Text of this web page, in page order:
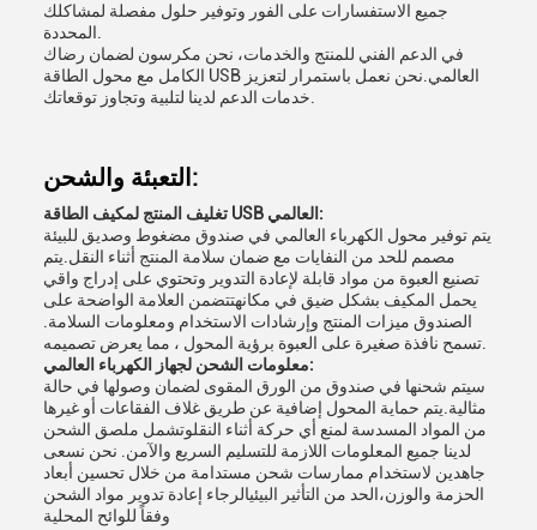
جميع الاستفسارات على الفور وتوفير حلول مفصلة لمشاكلك
في الدعم الفني للمنتج والخدمات، نحن مكرسون لضمان رضاك
الكامل مع محول الطاقة USB العالمي.نحن نعمل باستمرار لتعزيز
التعبئة والشحن:
تغليف المنتج لمكيف الطاقة USB العالمي:
يتم توفير محول الكهرباء العالمي في صندوق مضغوط وصديق للبيئة
مصمم للحد من النفايات مع ضمان سلامة المنتج أثناء النقل.يتم
تصنيع العبوة من مواد قابلة لإعادة التدوير وتحتوي على إدراج واقي
يحمل المكيف بشكل ضيق في مكانهتتضمن العلامة الواضحة على
الصندوق ميزات المنتج وإرشادات الاستخدام ومعلومات السلامة.
معلومات الشحن لجهاز الكهرباء العالمي:
سيتم شحنها في صندوق من الورق المقوى لضمان وصولها في حالة
مثالية.يتم حماية المحول إضافية عن طريق غلاف الفقاعات أو غيرها
من المواد المسدسة لمنع أي حركة أثناء النقلوتشمل ملصق الشحن
لدينا جميع المعلومات اللازمة للتسليم السريع والآمن. نحن نسعى
جاهدين لاستخدام ممارسات شحن مستدامة من خلال تحسين أبعاد
الحزمة والوزن،الحد من التأثير البيئيالرجاء إعادة تدوير مواد الشحن
وفقاً للوائح المحلية